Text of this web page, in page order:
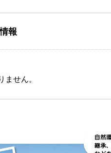
報
ません。